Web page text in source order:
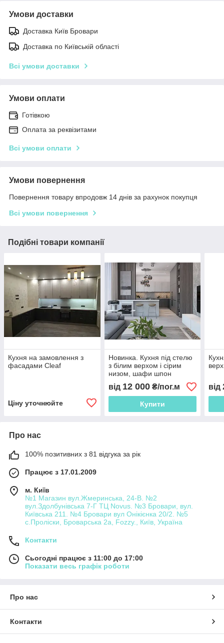
Умови доставки
Доставка Київ Бровари
Доставка по Київській області
Всі умови доставки
Умови оплати
Готівкою
Оплата за реквізитами
Всі умови оплати
Умови повернення
Повернення товару впродовж 14 днів за рахунок покупця
Всі умови повернення
Подібні товари компанії
Кухня на замовлення з
фасадами Cleaf
Ціну уточнюйте
Новинка. Кухня під стелю
з білим верхом і сірим
низом, шафи шпон
від 12 000₴/пог.м
Купити
від
Про нас
100% позитивних з 81 відгука за рік
Працює з 17.01.2009
м. Київ
№1 Магазин вул.Жмеринська, 24-В. №2
вул.Здолбунівська 7-Г ТЦ Novus. №3 Бровари, вул.
Київська 211. №4 Бровари вул Онікієнка 20/2. №5
с.Проліски, Броварська 2а, Fozzy., Київ, Україна
Контакти
Сьогодні працює з 11:00 до 17:00
Показати весь графік роботи
Про нас
Контакти